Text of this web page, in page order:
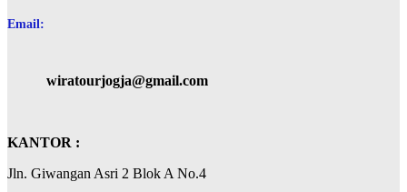
Email:
wiratourjogja@gmail.com
KANTOR :
Jln. Giwangan Asri 2 Blok A No.4